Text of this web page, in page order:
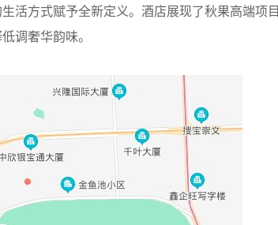
活方式赋予全新定义。酒店展现了秋果高端项目
调奢华韵味。